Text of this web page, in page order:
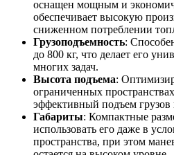
оснащен мощным и
обеспечивает высокую
сниженном потреблении
Грузоподъемность:
до 800 кг, что делает его
многих задач.
Высота подъема:
ограниченных
эффективный подъем
Габариты: Компактные
использовать его даже в
пространства, при этом